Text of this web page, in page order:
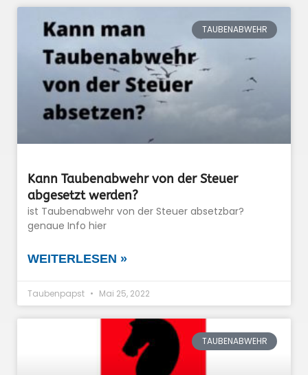
TAUBENABWEHR
Kann Taubenabwehr von der Steuer
abgesetzt werden?
ist Taubenabwehr von der Steuer absetzbar?
genaue Info hier
WEITERLESEN »
Taubenpapst Mai 25, 2022
TAUBENABWEHR